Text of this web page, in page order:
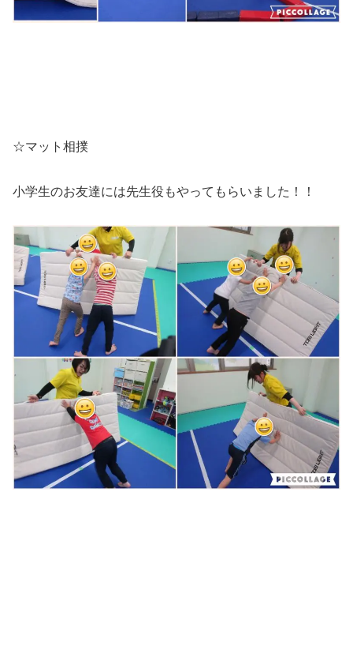
☆マット相撲
小学生のお友達には先生役もやってもらいました！！